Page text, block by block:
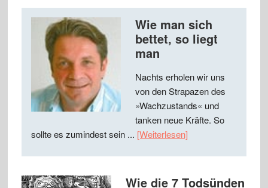
Wie man sich
bettet, so liegt
man
Nachts erholen wir uns
von den Strapazen des
»Wachzustands« und
tanken neue Kräfte. So
sollte es zumindest sein ... [Weiterlesen]
Wie die 7 Todsünden